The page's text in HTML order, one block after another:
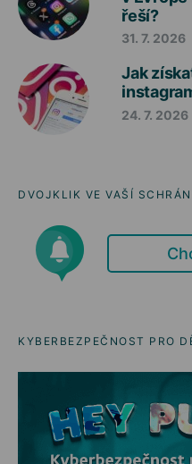
řeší?
31. 7. 2026
Jak
24. 7. 2026
DVOJKLIK VE VAŠÍ
KYBERBEZPEČNOST PRO